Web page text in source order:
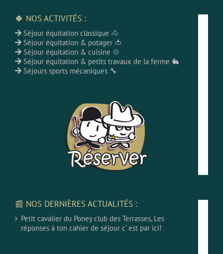
🍀 NOS ACTIVITÉS :
Séjour équitation classique 🐴
Séjour équitation & potager 🍅
Séjour équitation & cuisine 🍲
Séjour équitation & petits travaux de la ferme 🐇
Séjours sports mécaniques 🔧
📰 NOS DERNIÈRES ACTUALITÉS :
Petit cavalier du Poney club des Terrasses, Les
réponses à ton cahier de séjour c’ est par ici!